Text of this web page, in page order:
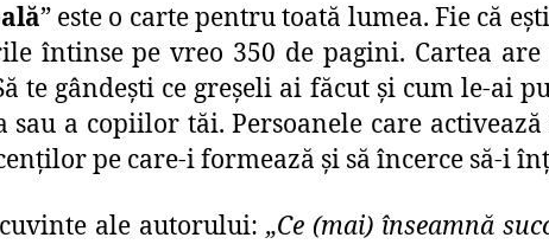
” este o carte pentru toată lumea. Fie că
întinse pe vreo 350 de pagini. Cartea
te gândești ce greșeli ai făcut și cum le-ai
a copiilor tăi. Persoanele care
pe care-i formează și să încerce să-i
ale autorului:„Ce (mai) înseamnă